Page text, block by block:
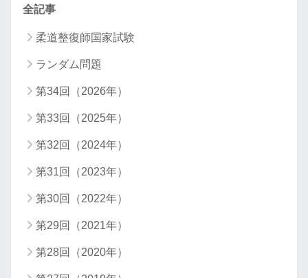
全記事
柔道整復師国家試験
ランダム問題
第34回（2026年）
第33回（2025年）
第32回（2024年）
第31回（2023年）
第30回（2022年）
第29回（2021年）
第28回（2020年）